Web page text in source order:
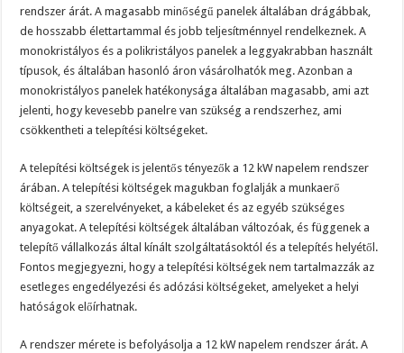
rendszer árát. A magasabb minőségű panelek általában drágábbak,
de hosszabb élettartammal és jobb teljesítménnyel rendelkeznek. A
monokristályos és a polikristályos panelek a leggyakrabban használt
típusok, és általában hasonló áron vásárolhatók meg. Azonban a
monokristályos panelek hatékonysága általában magasabb, ami azt
jelenti, hogy kevesebb panelre van szükség a rendszerhez, ami
csökkentheti a telepítési költségeket.
A telepítési költségek is jelentős tényezők a 12 kW napelem rendszer
árában. A telepítési költségek magukban foglalják a munkaerő
költségeit, a szerelvényeket, a kábeleket és az egyéb szükséges
anyagokat. A telepítési költségek általában változóak, és függenek a
telepítő vállalkozás által kínált szolgáltatásoktól és a telepítés helyétől.
Fontos megjegyezni, hogy a telepítési költségek nem tartalmazzák az
esetleges engedélyezési és adózási költségeket, amelyeket a helyi
hatóságok előírhatnak.
A rendszer mérete is befolyásolja a 12 kW napelem rendszer árát. A